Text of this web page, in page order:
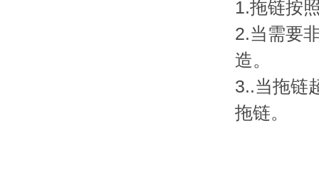
1.拖链按
2.当需要
造。
3..当拖链
拖链。